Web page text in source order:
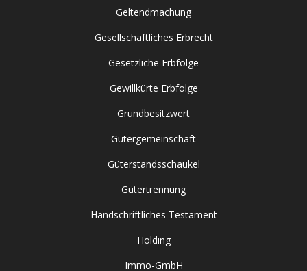
Geltendmachung
Gesellschaftliches Erbrecht
Gesetzliche Erbfolge
Gewillkürte Erbfolge
Grundbesitzwert
Gütergemeinschaft
Güterstandsschaukel
Gütertrennung
Handschriftliches Testament
Holding
Immo-GmbH